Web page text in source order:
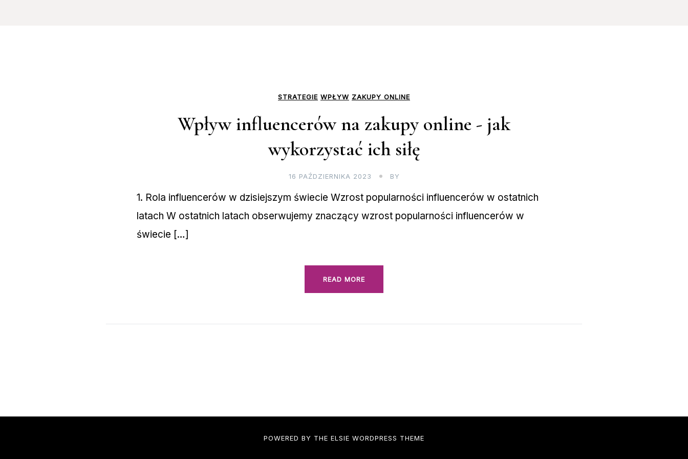
STRATEGIE WPŁYW ZAKUPY ONLINE
Wpływ influencerów na zakupy online - jak
wykorzystać ich siłę
16 PAŹDZIERNIKA 2023 BY
1. Rola influencerów w dzisiejszym świecie Wzrost popularności influencerów w ostatnich
latach W ostatnich latach obserwujemy znaczący wzrost popularności influencerów w
świecie […]
READ MORE
POWERED BY THE ELSIE WORDPRESS THEME